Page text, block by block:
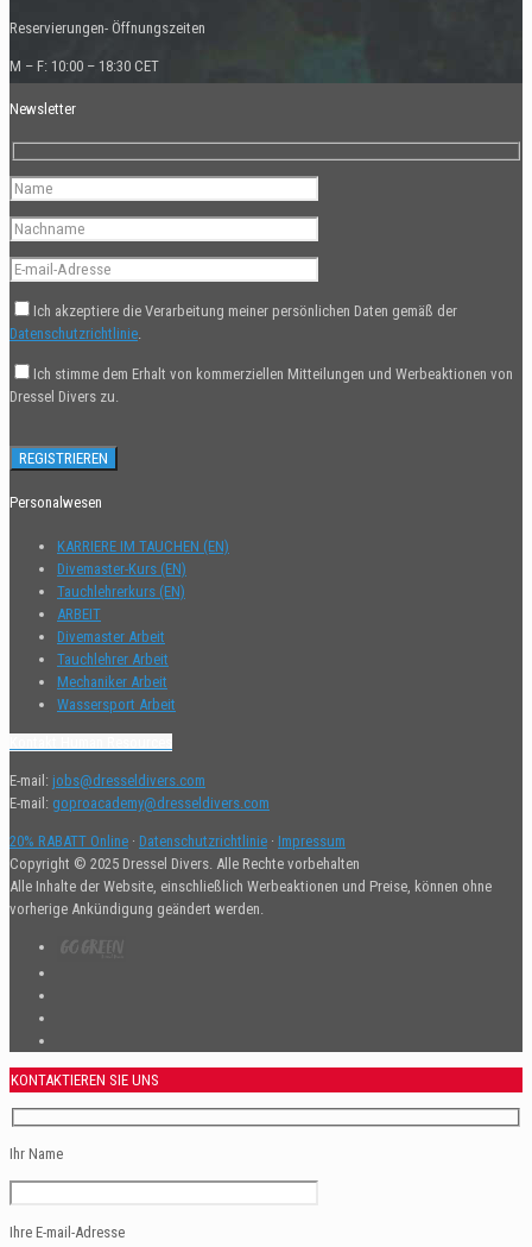
Reservierungen- Öffnungszeiten
M – F: 10:00 – 18:30 CET
Newsletter
Ich akzeptiere die Verarbeitung meiner persönlichen Daten gemäß der
Datenschutzrichtlinie.
Ich stimme dem Erhalt von kommerziellen Mitteilungen und Werbeaktionen von
Dressel Divers zu.
Personalwesen
KARRIERE IM TAUCHEN (EN)
Divemaster-Kurs (EN)
Tauchlehrerkurs (EN)
ARBEIT
Divemaster Arbeit
Tauchlehrer Arbeit
Mechaniker Arbeit
Wassersport Arbeit
E-mail: jobs@dresseldivers.com
E-mail: goproacademy@dresseldivers.com
20% RABATT Online · Datenschutzrichtlinie · Impressum
Copyright © 2025 Dressel Divers. Alle Rechte vorbehalten
Alle Inhalte der Website, einschließlich Werbeaktionen und Preise, können ohne
vorherige Ankündigung geändert werden.
KONTAKTIEREN SIE UNS
Ihr Name
Ihre E-mail-Adresse